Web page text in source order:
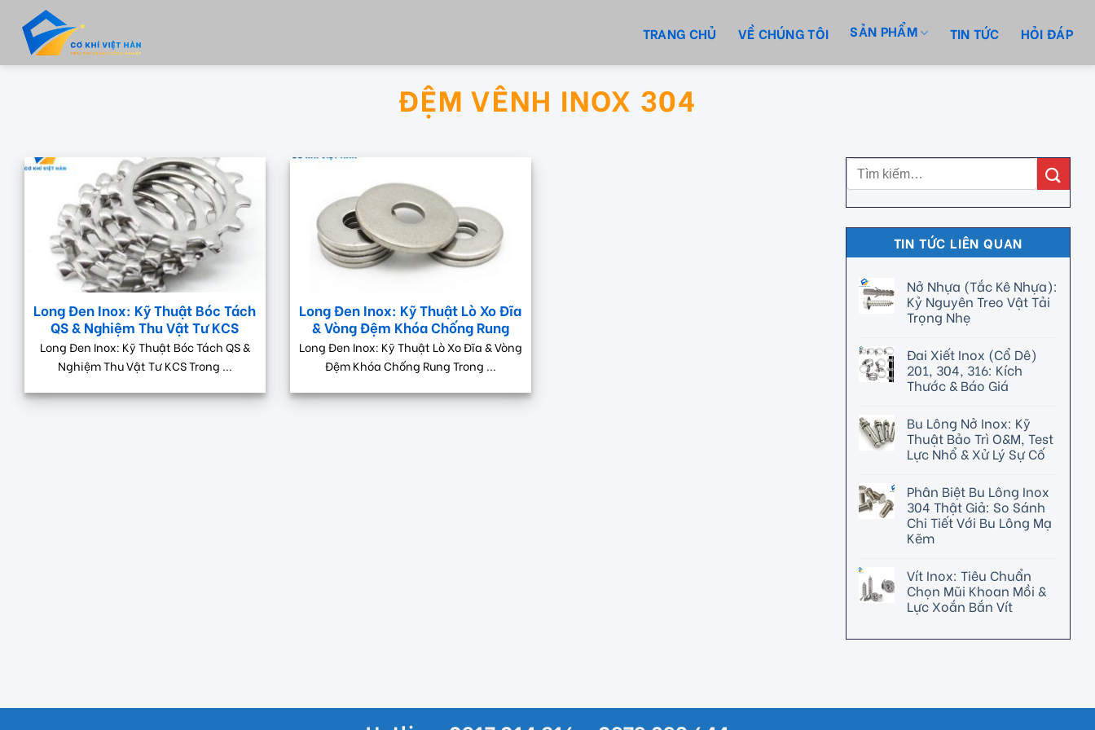
content
TRANG CHỦ VỀ CHÚNG TÔI SẢN PHẨM TIN TỨC HỎI ĐÁP
ĐỆM VÊNH INOX 304
Long Đen Inox: Kỹ Thuật Bóc Tách
QS & Nghiệm Thu Vật Tư KCS
Long Đen Inox: Kỹ Thuật Bóc Tách QS &
Nghiệm Thu Vật Tư KCS Trong ...
Long Đen Inox: Kỹ Thuật Lò Xo Đĩa
& Vòng Đệm Khóa Chống Rung
Long Đen Inox: Kỹ Thuật Lò Xo Đĩa & Vòng
Đệm Khóa Chống Rung Trong ...
TIN TỨC LIÊN QUAN
Nở Nhựa (Tắc Kê Nhựa):
Kỷ Nguyên Treo Vật Tải
Trọng Nhẹ
Đai Xiết Inox (Cổ Dê)
201, 304, 316: Kích
Thước & Báo Giá
Bu Lông Nở Inox: Kỹ
Thuật Bảo Trì O&M, Test
Lực Nhổ & Xử Lý Sự Cố
Phân Biệt Bu Lông Inox
304 Thật Giả: So Sánh
Chi Tiết Với Bu Lông Mạ
Kẽm
Vít Inox: Tiêu Chuẩn
Chọn Mũi Khoan Mồi &
Lực Xoắn Bắn Vít